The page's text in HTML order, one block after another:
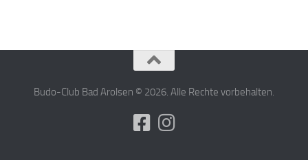
Budo-Club Bad Arolsen © 2026. Alle Rechte vorbehalten.